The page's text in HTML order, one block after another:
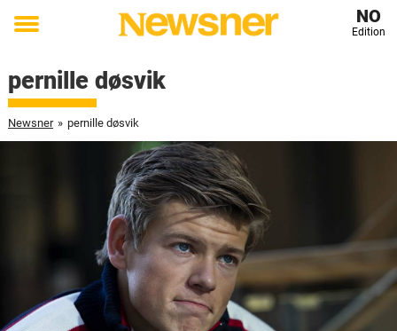
Toggle
NO
Edition
pernille døsvik
Newsner » pernille døsvik